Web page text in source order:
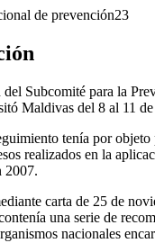
de prevención23
Subcomité para la
Maldivas del 8 al 11
tenía por
realizados en la
2007.
carta de 25 de
una serie de
nacionales